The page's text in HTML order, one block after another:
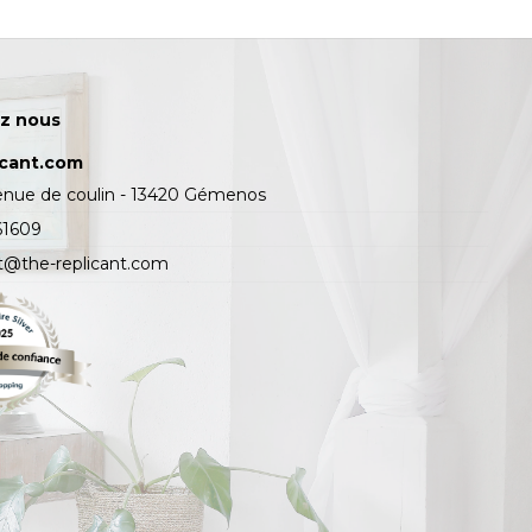
nous
de coulin - 13420 Gémenos
replicant.com